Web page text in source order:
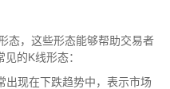
态，这些形态能够帮助交易者
的K线形态：
出现在下跌趋势中，表示市场